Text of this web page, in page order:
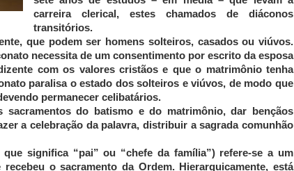
carreira clerical, estes chamados de diáconos
transitórios.
que podem ser homens solteiros, casados ou viúvos.
necessita de um consentimento por escrito da esposa
com os valores cristãos e que o matrimônio tenha
paralisa o estado dos solteiros e viúvos, de modo que
permanecer celibatários.
do batismo e do matrimônio, dar bençãos
a celebração da palavra, distribuir a sagrada comunhão
que significa “pai” ou “chefe da família”) refere-se a um
o sacramento da Ordem. Hierarquicamente, está